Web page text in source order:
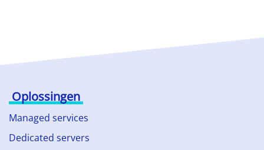
Oplossingen
Managed services
Dedicated servers